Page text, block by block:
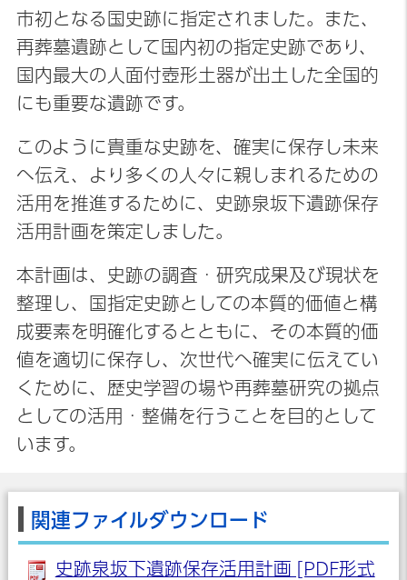
市初となる国史跡に指定されました。また、
再葬墓遺跡として国内初の指定史跡であり、
国内最大の人面付壺形土器が出土した全国的
にも重要な遺跡です。
このように貴重な史跡を、確実に保存し未来
へ伝え、より多くの人々に親しまれるための
活用を推進するために、史跡泉坂下遺跡保存
活用計画を策定しました。
本計画は、史跡の調査・研究成果及び現状を
整理し、国指定史跡としての本質的価値と構
成要素を明確化するとともに、その本質的価
値を適切に保存し、次世代へ確実に伝えてい
くために、歴史学習の場や再葬墓研究の拠点
としての活用・整備を行うことを目的として
います。
関連ファイルダウンロード
史跡泉坂下遺跡保存活用計画 [PDF形式